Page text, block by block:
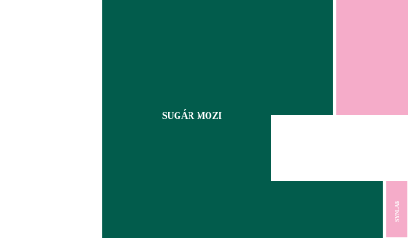
SUGÁR MOZI
SYNLAB